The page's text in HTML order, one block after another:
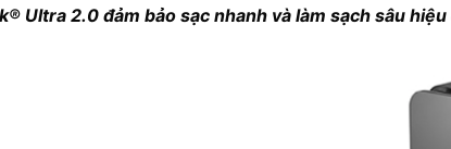
Ultra 2.0 đảm bảo sạc nhanh và làm sạch sâu hiệu